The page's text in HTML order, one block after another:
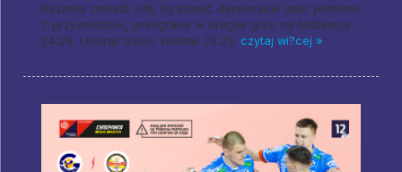
Kazania znaleźli siłę, by stawić desperacki opór jednemu
z przywódców., przegrana w drugiej grze na huśtawce -
24:26, i biorąc trzeci zestaw 25:23. czytaj wi?cej »